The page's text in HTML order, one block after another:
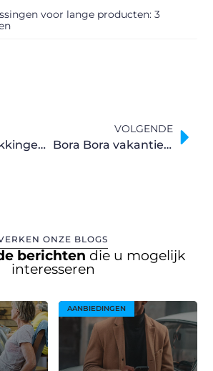
voor lange producten: 3
Luxe verpakkingen voor elke gelegenheid
VOLGENDE
Bora Bora vakantie all inclusive
ONZE BLOGS
berichten die u mogelijk
interesseren
AANBIEDINGEN